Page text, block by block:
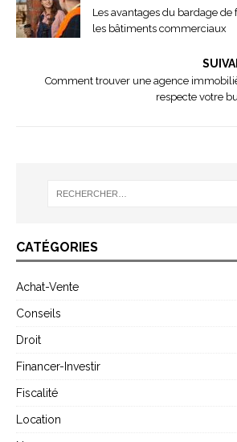
Les avantages du bardage de
les bâtiments commerciaux
Comment trouver une agence
respecte votre
CATÉGORIES
Achat-Vente
Conseils
Droit
Financer-Investir
Fiscalité
Location